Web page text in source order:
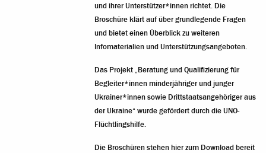
und ihrer Unterstützer*innen richtet. Die
Broschüre klärt auf über grundlegende Fragen
und bietet einen Überblick zu weiteren
Infomaterialien und Unterstützungsangeboten.
Das Projekt „Beratung und Qualifizierung für
Begleiter*innen minderjähriger und junger
Ukrainer*innen sowie Drittstaatsangehöriger aus
der Ukraine“ wurde gefördert durch die UNO-
Flüchtlingshilfe.
Die Broschüren stehen hier zum Download bereit